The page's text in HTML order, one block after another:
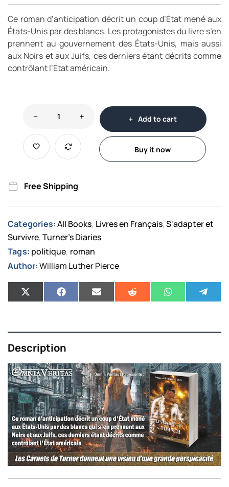
Ce roman d’anticipation décrit un coup d’État mené aux
États-Unis par des blancs. Les protagonistes du livre s’en
prennent au gouvernement des États-Unis, mais aussi
aux Noirs et aux Juifs, ces derniers étant décrits comme
contrôlant l’État américain.
Add to cart
Buy it now
Free Shipping
Categories: All Books, Livres en Français,S'adapter et
Survivre,Turner's Diaries
Tags: politique, roman
Author:William Luther Pierce
Description